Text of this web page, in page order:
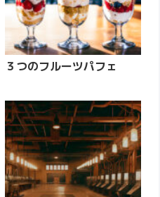
３つのフルーツパフェ